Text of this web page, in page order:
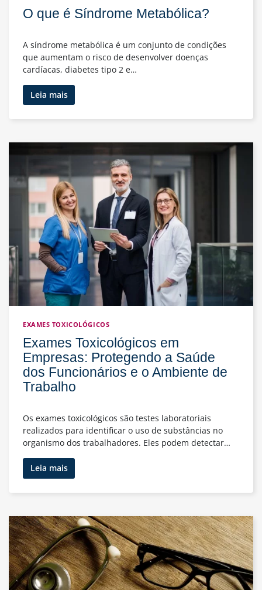
O que é Síndrome Metabólica?
A síndrome metabólica é um conjunto de condições
que aumentam o risco de desenvolver doenças
cardíacas, diabetes tipo 2 e…
Leia maisO
que
é
Metabólica?
EXAMES TOXICOLÓGICOS
Exames Toxicológicos em
Empresas: Protegendo a Saúde
dos Funcionários e o Ambiente de
Trabalho
Os exames toxicológicos são testes laboratoriais
realizados para identificar o uso de substâncias no
organismo dos trabalhadores. Eles podem detectar…
Leia maisExames
Toxicológicos
em
Protegendo
a
Saúde
dos
Funcionários
e